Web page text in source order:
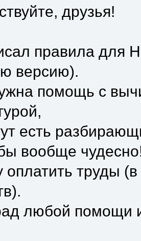
друзья!
правила для
версию).
помощь с
есть
вообще
оплатить труды
любой помощи